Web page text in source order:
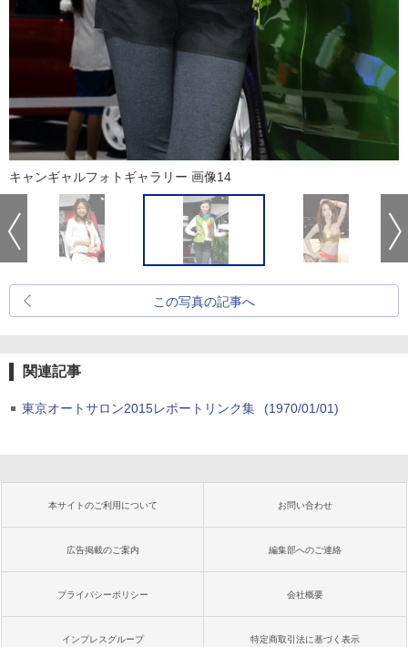
キャンギャルフォトギャラリー 画像14
この写真の記事へ
関連記事
東京オートサロン2015レポートリンク集 (1970/01/01)
本サイトのご利用について お問い合わせ
広告掲載のご案内 編集部へのご連絡
プライバシーポリシー 会社概要
インプレスグループ 特定商取引法に基づく表示